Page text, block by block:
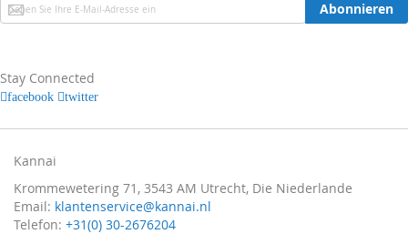
Sie
unseren
Newsletter
Abonnieren
Stay Connected
facebook twitter
Kannai
Krommewetering 71, 3543 AM Utrecht, Die Niederlande
Email: klantenservice@kannai.nl
Telefon: +31(0) 30-2676204